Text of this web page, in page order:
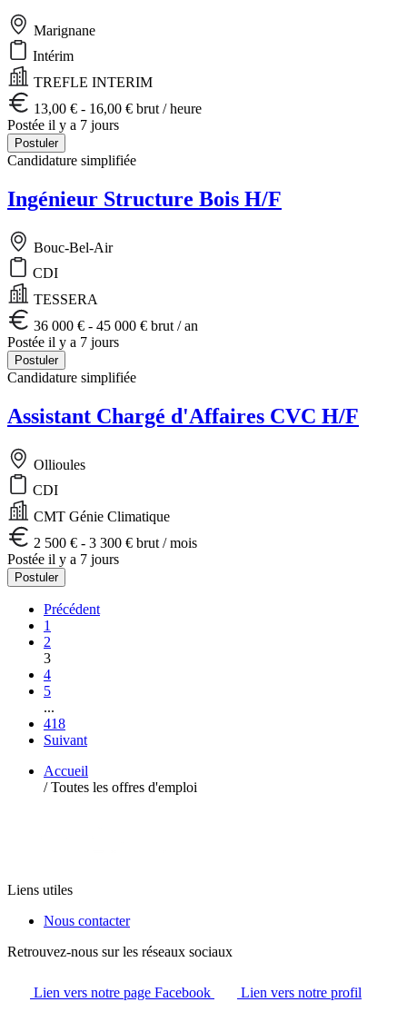
Marignane
Intérim
TREFLE INTERIM
13,00 € - 16,00 € brut / heure
Postée il y a 7 jours
Postuler
Candidature simplifiée
Ingénieur Structure Bois H/F
Bouc-Bel-Air
CDI
TESSERA
36 000 € - 45 000 € brut / an
Postée il y a 7 jours
Postuler
Candidature simplifiée
Assistant Chargé d'Affaires CVC H/F
Ollioules
CDI
CMT Génie Climatique
2 500 € - 3 300 € brut / mois
Postée il y a 7 jours
Postuler
Précédent
1
2
3
4
5
...
418
Suivant
Accueil
/ Toutes les offres d'emploi
Liens utiles
Nous contacter
Retrouvez-nous sur les réseaux sociaux
Lien vers notre page Facebook
Lien vers notre profil